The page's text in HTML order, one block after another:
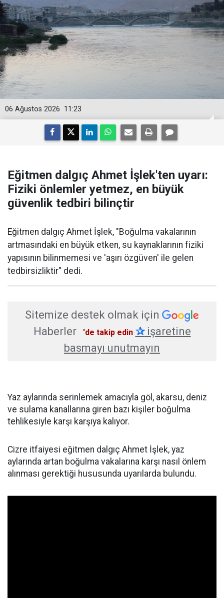
11:23
06 Ağustos 2026
Eğitmen dalgıç Ahmet İşlek'ten uyarı:
Fiziki önlemler yetmez, en büyük
güvenlik tedbiri bilinçtir
Eğitmen dalgıç Ahmet İşlek, "Boğulma vakalarının
artmasındaki en büyük etken, su kaynaklarının fiziki
yapısının bilinmemesi ve 'aşırı özgüven' ile gelen
tedbirsizliktir" dedi.
Sitemize destek olmak için
Haberler
'de takip edin ✰işaretine
basmayı unutmayın
Yaz aylarında serinlemek amacıyla göl, akarsu, deniz
ve sulama kanallarına giren bazı kişiler boğulma
tehlikesiyle karşı karşıya kalıyor.
Cizre itfaiyesi eğitmen dalgıç Ahmet İşlek, yaz
aylarında artan boğulma vakalarına karşı nasıl önlem
alınması gerektiği hususunda uyarılarda bulundu.